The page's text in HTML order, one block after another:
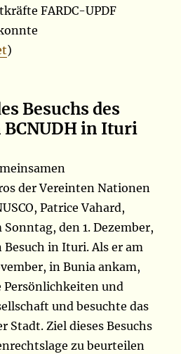
FARDC-UPDF
)
Besuchs des
in Ituri
der Vereinten Nationen
Patrice Vahard,
den 1. Dezember,
in Ituri. Als er am
in Bunia ankam,
Persönlichkeiten und
und besuchte das
Stadt. Ziel dieses Besuchs
zu beurteilen